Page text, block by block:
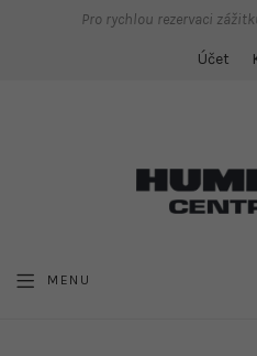
Pro rychlou rezervaci
Účet
MENU